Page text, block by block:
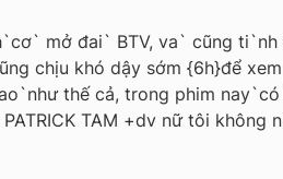
mở đai` BTV, va` cũng
chịu khó dậy sớm {6h}để
thế cả, trong phim
TAM +dv nữ tôi